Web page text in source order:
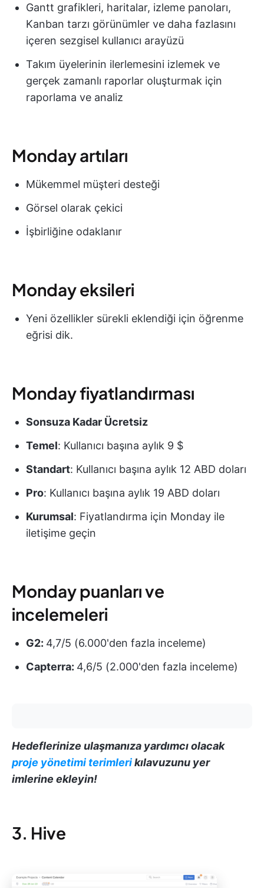
Gantt grafikleri, haritalar, izleme panoları,
Kanban tarzı görünümler ve daha fazlasını
içeren sezgisel kullanıcı arayüzü
Takım üyelerinin ilerlemesini izlemek ve
gerçek zamanlı raporlar oluşturmak için
raporlama ve analiz
Monday artıları
Mükemmel müşteri desteği
Görsel olarak çekici
İşbirliğine odaklanır
Monday eksileri
Yeni özellikler sürekli eklendiği için öğrenme
eğrisi dik.
Monday fiyatlandırması
Sonsuza Kadar Ücretsiz
Temel: Kullanıcı başına aylık 9 $
Standart: Kullanıcı başına aylık 12 ABD doları
Pro: Kullanıcı başına aylık 19 ABD doları
Kurumsal: Fiyatlandırma için Monday ile
iletişime geçin
Monday puanları ve
incelemeleri
G2: 4,7/5 (6.000'den fazla inceleme)
Capterra: 4,6/5 (2.000'den fazla inceleme)
Hedeflerinize ulaşmanıza yardımcı olacak
proje yönetimi terimlerikılavuzunu yer
imlerine ekleyin!
3. Hive